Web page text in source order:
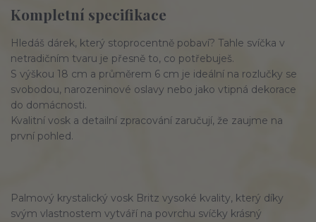
Kompletní specifikace
Hledáš dárek, který stoprocentně pobaví? Tahle svíčka v
netradičním tvaru je přesně to, co potřebuješ.
S výškou 18 cm a průměrem 6 cm je ideální na rozlučky se
svobodou, narozeninové oslavy nebo jako vtipná dekorace
do domácnosti.
Kvalitní vosk a detailní zpracování zaručují, že zaujme na
první pohled.
Palmový krystalický vosk Britz vysoké kvality, který díky
svým vlastnostem vytváří na povrchu svíčky krásný